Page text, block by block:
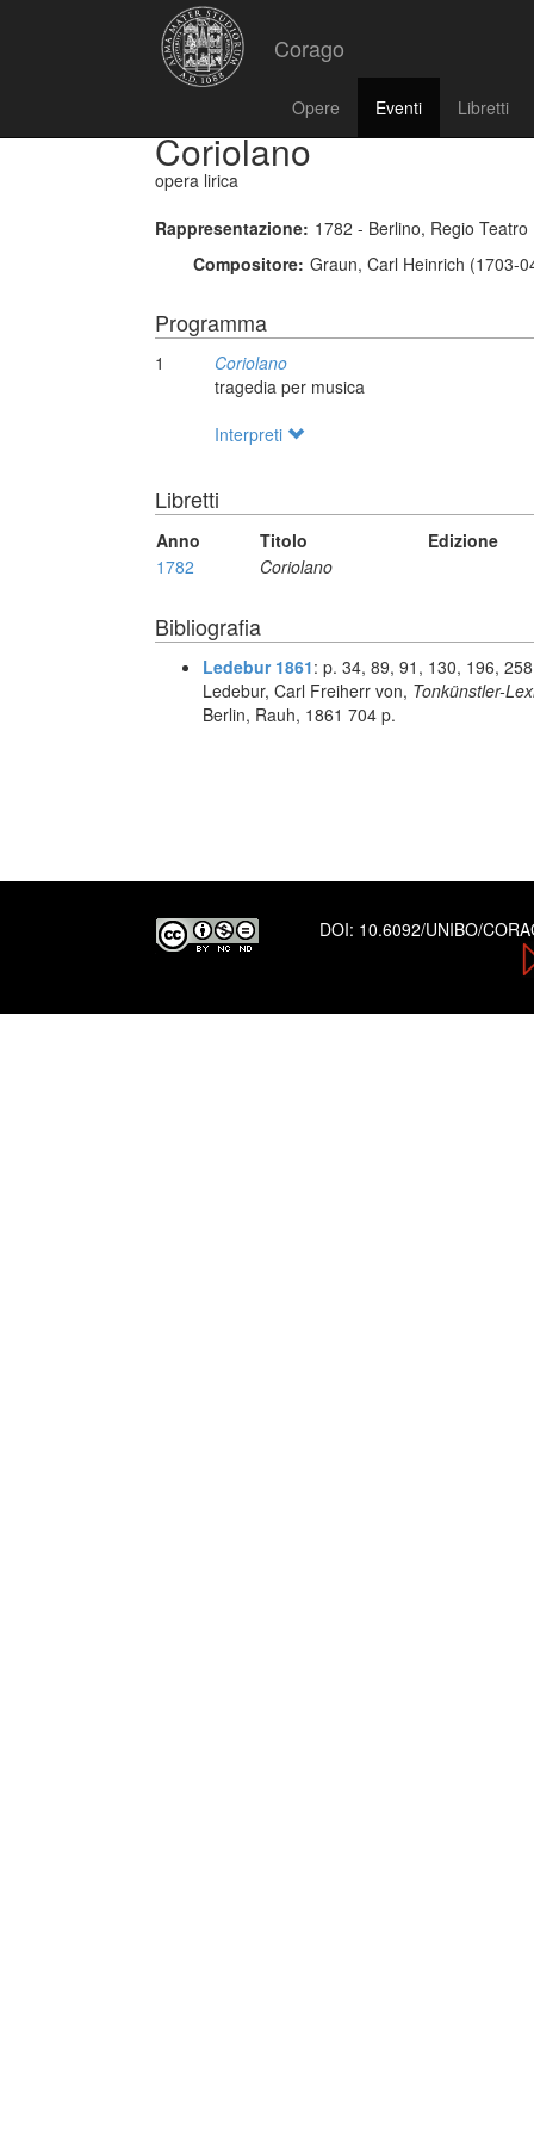
Corago
Opere Eventi Libretti
Coriolano
opera lirica
Rappresentazione: 1782 - Berlino, Regio Teatro
Compositore: Graun, Carl Heinrich (1703-
Programma
1
Coriolano
tragedia per musica
Interpreti
Libretti
Anno Titolo
Edizione
1782
Coriolano
Bibliografia
Ledebur 1861: p. 34, 89, 91, 130, 196,
Ledebur, Carl Freiherr von, Tonkünstler-
Berlin, Rauh, 1861 704 p.
DOI: 10.6092/UNIBO/